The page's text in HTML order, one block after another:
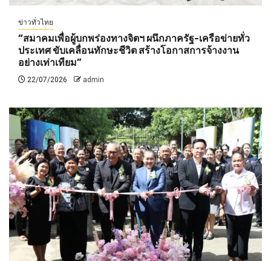
ข่าวทั่วไทย
“สมาคมเพื่อผู้บกพร่องทางจิตฯ ผนึกภาครัฐ-เครือข่ายทั่ว
ประเทศ ขับเคลื่อนทักษะชีวิต สร้างโอกาสการจ้างงาน
อย่างเท่าเทียม”
22/07/2026 admin